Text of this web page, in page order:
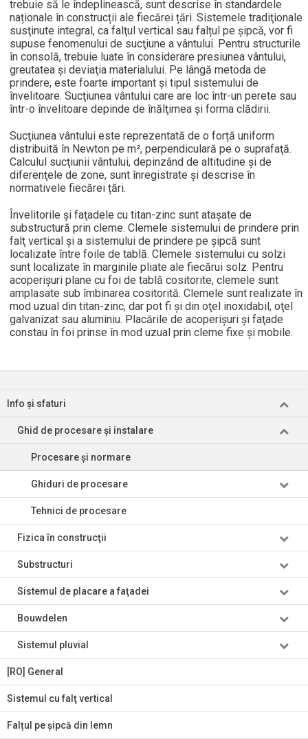
trebuie să le îndeplinească, sunt descrise în standardele
naționale în construcții ale fiecărei țări. Sistemele tradiţionale
susţinute integral, ca falţul vertical sau falțul pe şipcă, vor fi
supuse fenomenului de sucţiune a vântului. Pentru structurile
în consolă, trebuie luate în considerare presiunea vântului,
greutatea şi deviaţia materialului. Pe lângă metoda de
prindere, este foarte important și tipul sistemului de
învelitoare. Sucţiunea vântului care are loc într-un perete sau
într-o învelitoare depinde de înălţimea şi forma clădirii.
Sucţiunea vântului este reprezentată de o forță uniform
distribuită în Newton pe m², perpendiculară pe o suprafaţă.
Calculul sucţiunii vântului, depinzând de altitudine şi de
diferenţele de zone, sunt înregistrate și descrise în
normativele fiecărei țări.
Învelitorile şi faţadele cu titan-zinc sunt ataşate de
substructură prin cleme. Clemele sistemului de prindere prin
falţ vertical şi a sistemului de prindere pe şipcă sunt
localizate între foile de tablă. Clemele sistemului cu solzi
sunt localizate în marginile pliate ale fiecărui solz. Pentru
acoperişuri plane cu foi de tablă cositorite, clemele sunt
amplasate sub îmbinarea cositorită. Clemele sunt realizate în
mod uzual din titan-zinc, dar pot fi şi din oţel inoxidabil, oţel
galvanizat sau aluminiu. Placările de acoperişuri şi faţade
constau în foi prinse în mod uzual prin cleme fixe şi mobile.
Info şi sfaturi
Ghid de procesare şi instalare
Procesare şi normare
Ghiduri de procesare
Tehnici de procesare
Fizica în construcţii
Substructuri
Sistemul de placare a faţadei
Bouwdelen
Sistemul pluvial
[RO] General
Sistemul cu falţ vertical
Falțul pe șipcă din lemn